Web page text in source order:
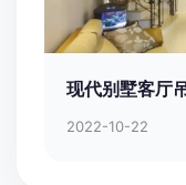
现代别墅客厅
2022-10-22